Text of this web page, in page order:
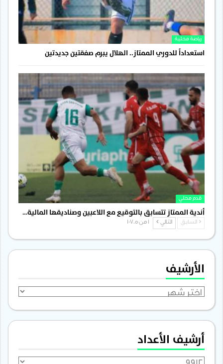
رياضة محلية
استعداداً للدوري الممتاز.. الهلال يبرم صفقتين جديدتين
قدم محلي
أندية الممتاز تتسابق بالتوقيع مع اللاعبين وصناديقها المالية…
السابق التالي
الأرشيف
الأرشيف
أرشيف الأعداد